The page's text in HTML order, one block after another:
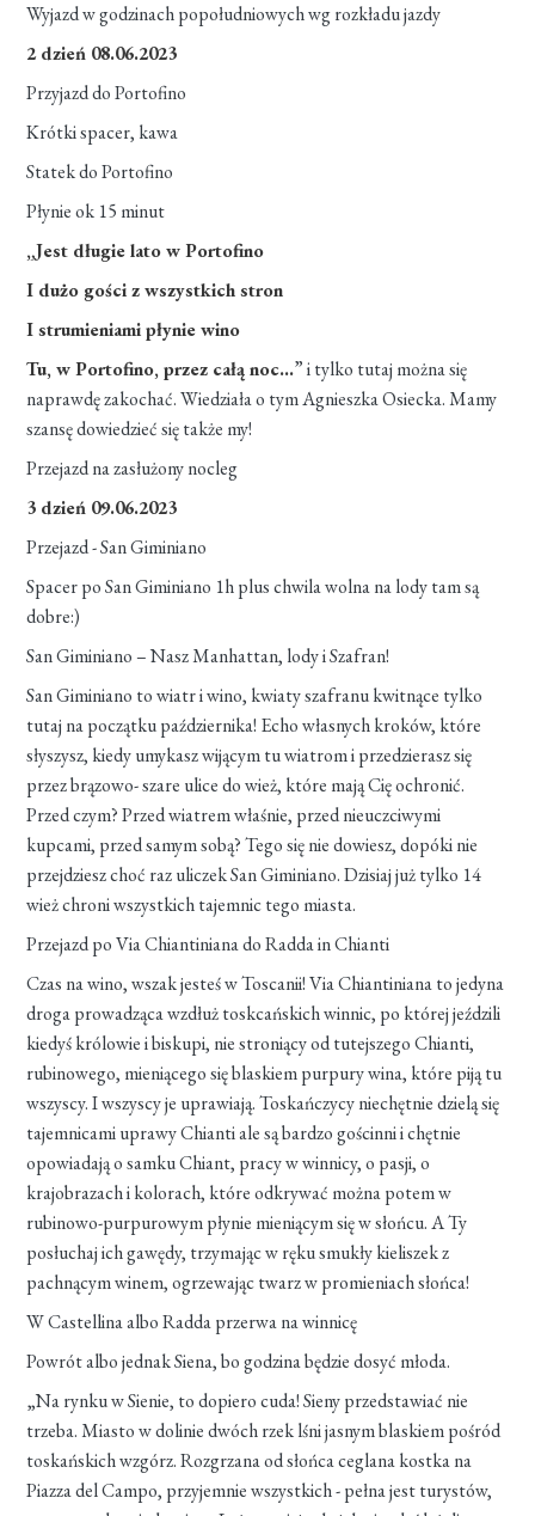
Wyjazd w godzinach popołudniowych wg rozkładu jazdy
2 dzień 08.06.2023
Przyjazd do Portofino
Krótki spacer, kawa
Statek do Portofino
Płynie ok 15 minut
„Jest długie lato w Portofino
I dużo gości z wszystkich stron
I strumieniami płynie wino
Tu, w Portofino, przez całą noc…” i tylko tutaj można się
naprawdę zakochać. Wiedziała o tym Agnieszka Osiecka. Mamy
szansę dowiedzieć się także my!
Przejazd na zasłużony nocleg
3 dzień 09.06.2023
Przejazd - San Giminiano
Spacer po San Giminiano 1h plus chwila wolna na lody tam są
dobre:)
San Giminiano – Nasz Manhattan, lody i Szafran!
San Giminiano to wiatr i wino, kwiaty szafranu kwitnące tylko
tutaj na początku października! Echo własnych kroków, które
słyszysz, kiedy umykasz wijącym tu wiatrom i przedzierasz się
przez brązowo- szare ulice do wież, które mają Cię ochronić.
Przed czym? Przed wiatrem właśnie, przed nieuczciwymi
kupcami, przed samym sobą? Tego się nie dowiesz, dopóki nie
przejdziesz choć raz uliczek San Giminiano. Dzisiaj już tylko 14
wież chroni wszystkich tajemnic tego miasta.
Przejazd po Via Chiantiniana do Radda in Chianti
Czas na wino, wszak jesteś w Toscanii! Via Chiantiniana to jedyna
droga prowadząca wzdłuż toskcańskich winnic, po której jeździli
kiedyś królowie i biskupi, nie stroniący od tutejszego Chianti,
rubinowego, mieniącego się blaskiem purpury wina, które piją tu
wszyscy. I wszyscy je uprawiają. Toskańczycy niechętnie dzielą się
tajemnicami uprawy Chianti ale są bardzo gościnni i chętnie
opowiadają o samku Chiant, pracy w winnicy, o pasji, o
krajobrazach i kolorach, które odkrywać można potem w
rubinowo-purpurowym płynie mieniącym się w słońcu. A Ty
posłuchaj ich gawędy, trzymając w ręku smukły kieliszek z
pachnącym winem, ogrzewając twarz w promieniach słońca!
W Castellina albo Radda przerwa na winnicę
Powrót albo jednak Siena, bo godzina będzie dosyć młoda.
„Na rynku w Sienie, to dopiero cuda! Sieny przedstawiać nie
trzeba. Miasto w dolinie dwóch rzek lśni jasnym blaskiem pośród
toskańskich wzgórz. Rozgrzana od słońca ceglana kostka na
Piazza del Campo, przyjemnie wszystkich - pełna jest turystów,